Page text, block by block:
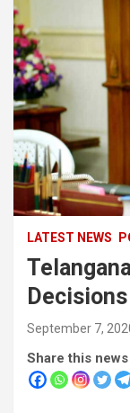
LATEST NEWS
Decisions
September 7,
Share this news